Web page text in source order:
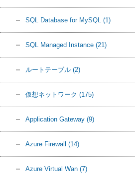
SQL Database for MySQL (1)
SQL Managed Instance (21)
ルートテーブル (2)
仮想ネットワーク (175)
Application Gateway (9)
Azure Firewall (14)
Azure Virtual Wan (7)